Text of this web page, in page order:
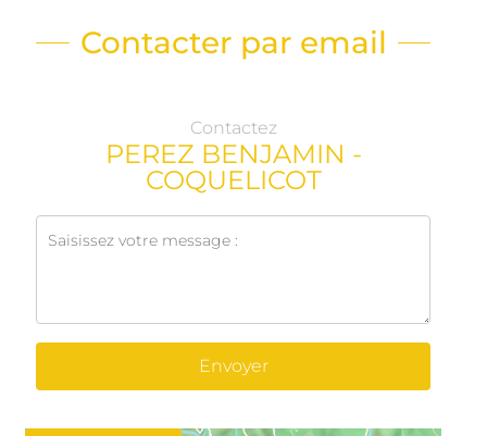
Contacter par email
Contactez
PEREZ BENJAMIN -
COQUELICOT
Envoyer